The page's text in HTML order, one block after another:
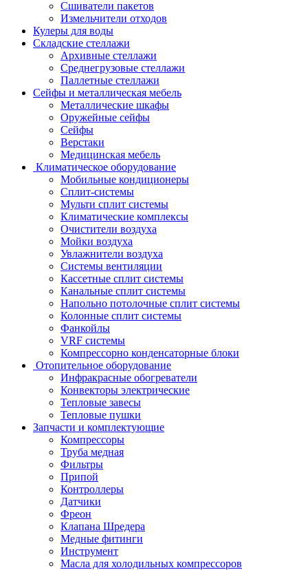
Сшиватели пакетов
Измельчители отходов
Кулеры для воды
Складские стеллажи
Архивные стеллажи
Среднегрузовые стеллажи
Паллетные стеллажи
Сейфы и металлическая мебель
Металлические шкафы
Оружейные сейфы
Сейфы
Верстаки
Медицинская мебель
Климатическое оборудование
Мобильные кондиционеры
Сплит-системы
Мульти сплит системы
Климатические комплексы
Очистители воздуха
Мойки воздуха
Увлажнители воздуха
Системы вентиляции
Кассетные сплит системы
Канальные сплит системы
Напольно потолочные сплит системы
Колонные сплит системы
Фанкойлы
VRF системы
Компрессорно конденсаторные блоки
Отопительное оборудование
Инфракрасные обогреватели
Конвекторы электрические
Тепловые завесы
Тепловые пушки
Запчасти и комплектующие
Компрессоры
Труба медная
Фильтры
Припой
Контроллеры
Датчики
Фреон
Клапана Шредера
Медные фитинги
Инструмент
Масла для холодильных компрессоров